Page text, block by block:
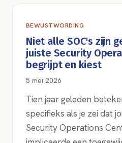
BEWUSTWORDING
Niet alle SOC's zijn
juiste Security
begrijpt en kiest
5 mei 2026
Tien jaar geleden
specifieks als je zei dat
Security Operations